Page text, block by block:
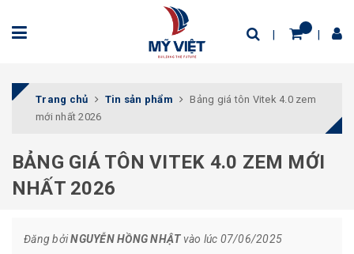
Trang chủ Tin sản phẩm
Bảng giá tôn Vitek 4.0 zem
mới nhất 2026
BẢNG GIÁ TÔN VITEK 4.0 ZEM MỚI
NHẤT 2026
Đăng bởiNGUYỄN HỒNG NHẬTvào lúc 07/06/2025